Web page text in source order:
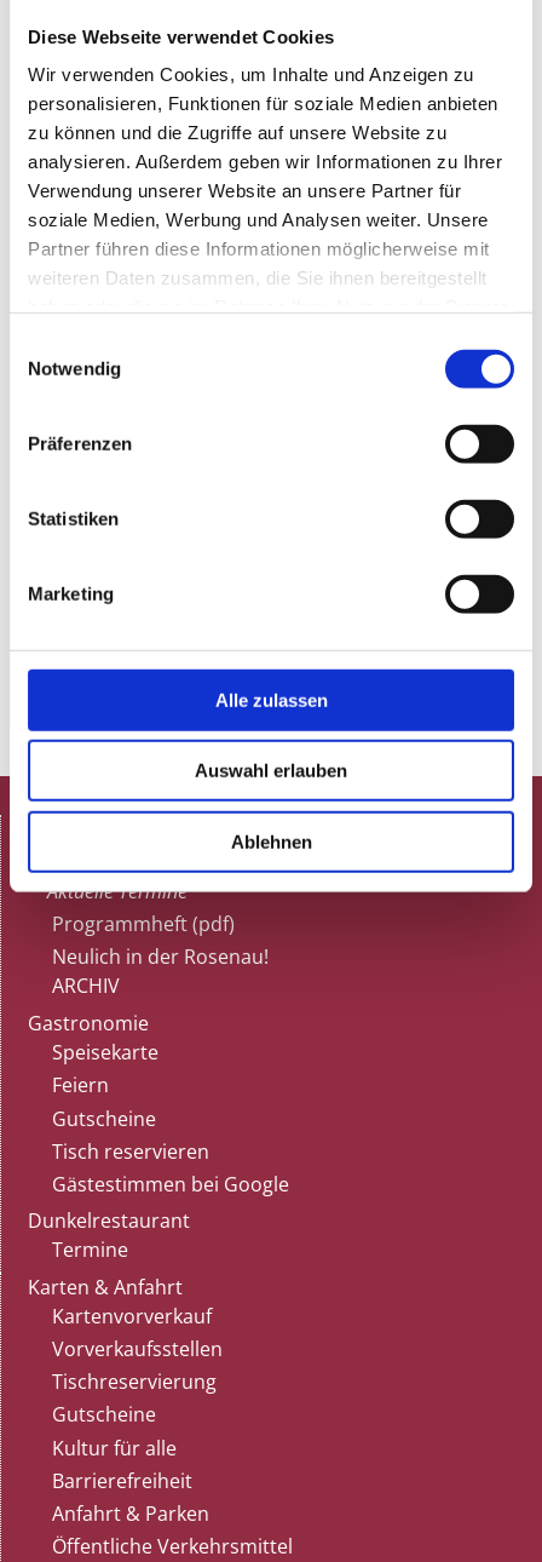
Diese Webseite verwendet Cookies
Wir verwenden Cookies, um Inhalte und Anzeigen zu
personalisieren, Funktionen für soziale Medien anbieten
zu können und die Zugriffe auf unsere Website zu
analysieren. Außerdem geben wir Informationen zu Ihrer
Verwendung unserer Website an unsere Partner für
soziale Medien, Werbung und Analysen weiter. Unsere
Partner führen diese Informationen möglicherweise mit
weiteren Daten zusammen, die Sie ihnen bereitgestellt
Notwendig
Präferenzen
Statistiken
Marketing
Alle zulassen
Auswahl erlauben
Ablehnen
+ 15.00 €für Getränkebeutel für alkoholische + Heiß-
Getränke
Der Besuch des Dunkelrestaurant ist nur mit
Platzreservierung möglich:
Telefon: 0711.489 49 07, Mo. 10.00 – 16.00 Uhr (außer
an Feiertagen)
Homepage des Dunkelrestaurant:www.aus-sicht.de
Gutscheine sind während der Öffnungszeiten auch
Spielplan
Aktuelle Termine
Programmheft (pdf)
Neulich in der Rosenau!
ARCHIV
Gastronomie
Speisekarte
Feiern
Gutscheine
Tisch reservieren
Gästestimmen bei Google
Dunkelrestaurant
Termine
Karten & Anfahrt
Kartenvorverkauf
Vorverkaufsstellen
Tischreservierung
Gutscheine
Kultur für alle
Barrierefreiheit
Anfahrt & Parken
Öffentliche Verkehrsmittel